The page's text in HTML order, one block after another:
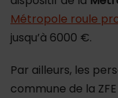
Métropole roule
jusqu’à 6000 €.
Par ailleurs, les
commune de la